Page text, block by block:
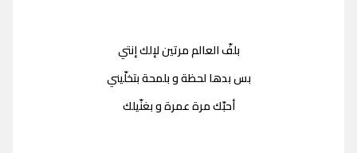
بلفّ العالم مرتين لإلك إنتي
بس بدها لحظة و بلمحة بتخلّيني
أحبّك مرة عمرة و بغنّيلك